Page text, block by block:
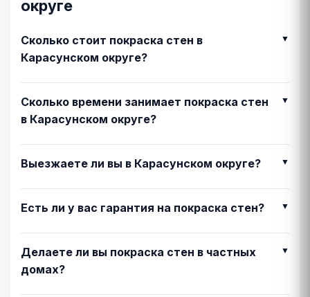
округе
Сколько стоит покраска стен в
Карасунском округе?
Сколько времени занимает покраска стен
в Карасунском округе?
Выезжаете ли вы в Карасунском округе?
Есть ли у вас гарантия на покраска стен?
Делаете ли вы покраска стен в частных
домах?